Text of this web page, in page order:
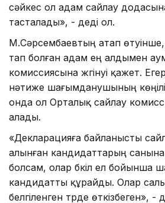
сәйкес ол адам сайлау
тасталады», - деді ол.
М.Сәрсембаевтың атап
тап болған адам ең алдымен
комиссиясына жүгінуі қажет.
нәтиже шағымданушының
онда ол Орталық сайлау
алады.
«Декларацияға байланысты
алынған кандидаттарың
болсам, олар бүкіл ел бойынша
кандидатты құрайды. Олар
белгіленген түрде өткізбеген», -